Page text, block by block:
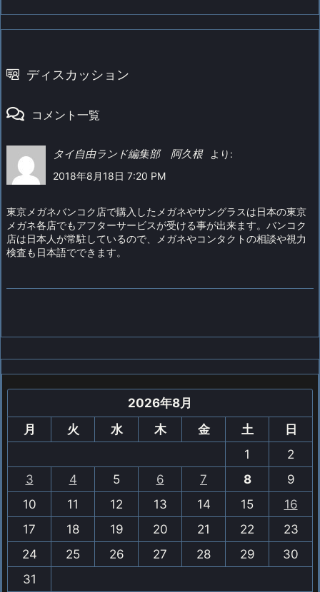
ディスカッション
コメント一覧
タイ自由ランド編集部 阿久根
より:
2018年8月18日 7:20 PM
東京メガネバンコク店で購入したメガネやサングラスは日本の東京
メガネ各店でもアフターサービスが受ける事が出来ます。バンコク
店は日本人が常駐しているので、メガネやコンタクトの相談や視力
検査も日本語でできます。
2026年8月
月
火 水 木 金 土
日
1
2
3
4 5 6 7 8
9
10
11 12 13 14 15
16
17
18 19 20 21 22
23
24
25 26 27 28 29
30
31